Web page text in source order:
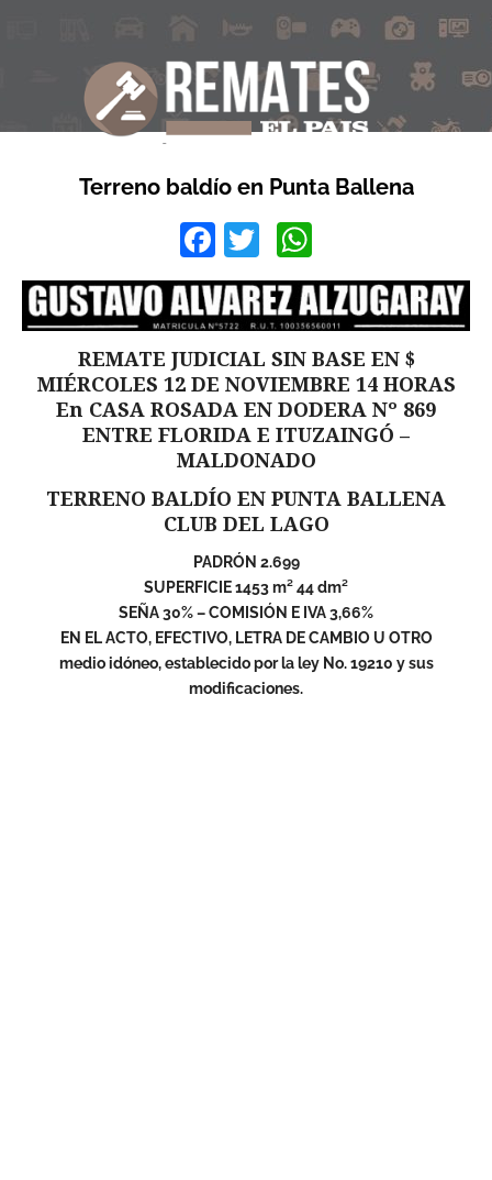
Terreno baldío en Punta Ballena
Facebook
Twitter
REMATE JUDICIAL SIN BASE EN $
MIÉRCOLES 12 DE NOVIEMBRE 14 HORAS
En CASA ROSADA EN DODERA Nº 869
ENTRE FLORIDA E ITUZAINGÓ –
MALDONADO
TERRENO BALDÍO EN PUNTA BALLENA
CLUB DEL LAGO
PADRÓN 2.699
SUPERFICIE 1453 m² 44 dm²
SEÑA 30% – COMISIÓN E IVA 3,66%
EN EL ACTO, EFECTIVO, LETRA DE CAMBIO U OTRO
medio idóneo, establecido por la ley No. 19210 y sus
modificaciones.